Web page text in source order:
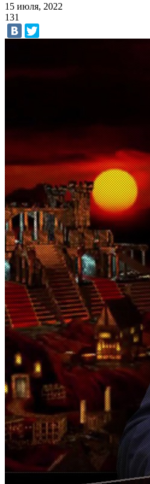
15 июля, 2022
131